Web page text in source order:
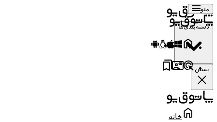
منو
دسته‌بندی‌ها
بستن
خانه